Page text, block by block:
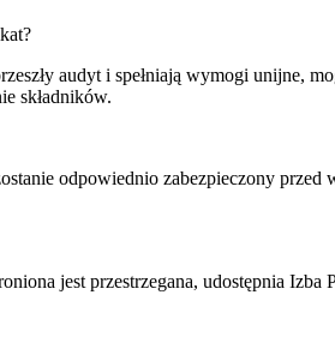
audyt i spełniają wymogi unijne,
składników.
odpowiednio zabezpieczony
jest przestrzegana, udostępnia